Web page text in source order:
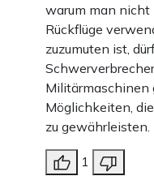
warum man nicht
Rückflüge
zuzumuten ist,
Militärmaschinen
Möglichkeiten,
zu gewährleisten.
1